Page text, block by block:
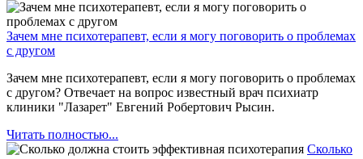
Зачем мне психотерапевт, если я могу поговорить о проблемах
с другом
Зачем мне психотерапевт, если я могу поговорить о проблемах
с другом? Отвечает на вопрос известный врач психиатр
клиники "Лазарет" Евгений Робертович Рысин.
Читать полностью...
Сколько